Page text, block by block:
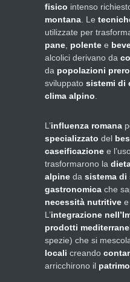
fisico intenso
montana . Le
utilizzate per
pane polente e
alcolici derivano da
da popolazioni
sviluppato sistemi di
clima alpino
L’influenza romana
specializzato del
caseificazione e
trasformarono la
alpine da sistema di
gastronomica che
necessità nutritive e
L’integrazione
prodotti
spezie) che si
locali creando
arricchirono il